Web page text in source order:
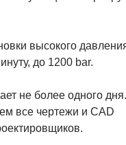
высокого
до 1200 bar.
не более одного дня.
все чертежи и CAD